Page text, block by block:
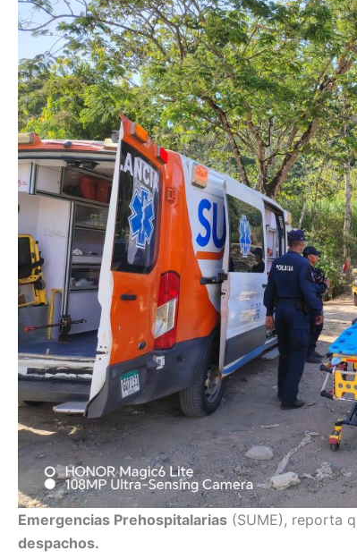
Emergencias Prehospitalarias (SUME), reporta
despachos.